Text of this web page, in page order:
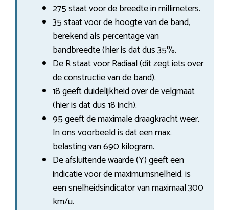
275 staat voor de breedte in millimeters.
35 staat voor de hoogte van de band,
berekend als percentage van
bandbreedte (hier is dat dus 35%.
De R staat voor Radiaal (dit zegt iets over
de constructie van de band).
18 geeft duidelijkheid over de velgmaat
(hier is dat dus 18 inch).
95 geeft de maximale draagkracht weer.
In ons voorbeeld is dat een max.
belasting van 690 kilogram.
De afsluitende waarde (Y) geeft een
indicatie voor de maximumsnelheid. is
een snelheidsindicator van maximaal 300
km/u.